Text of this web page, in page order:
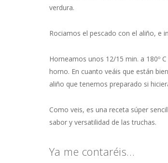
verdura.
Rociamos el pescado con el aliño, e
Horneamos unos 12/15 min. a 180º
horno. En cuanto veáis que están
aliño que tenemos preparado si
Como veis, es una receta súper
sabor y versatilidad de las truchas.
Ya me contaréis…